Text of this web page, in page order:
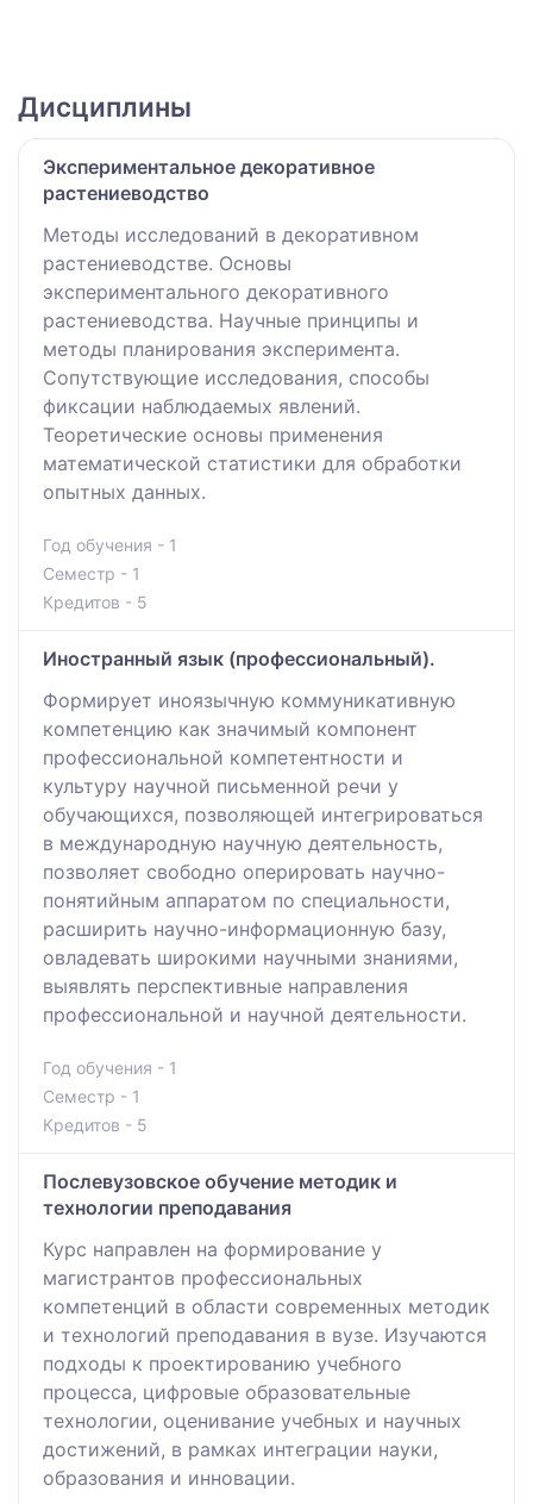
Дисциплины
Экспериментальное декоративное
растениеводство
Методы исследований в декоративном
растениеводстве. Основы
экспериментального декоративного
растениеводства. Научные принципы и
методы планирования эксперимента.
Сопутствующие исследования, способы
фиксации наблюдаемых явлений.
Теоретические основы применения
математической статистики для обработки
опытных данных.
Год обучения - 1
Семестр - 1
Кредитов - 5
Иностранный язык (профессиональный).
Формирует иноязычную коммуникативную
компетенцию как значимый компонент
профессиональной компетентности и
культуру научной письменной речи у
обучающихся, позволяющей интегрироваться
в международную научную деятельность,
позволяет свободно оперировать научно-
понятийным аппаратом по специальности,
расширить научно-информационную базу,
овладевать широкими научными знаниями,
выявлять перспективные направления
профессиональной и научной деятельности.
Год обучения - 1
Семестр - 1
Кредитов - 5
Послевузовское обучение методик и
технологии преподавания
Курс направлен на формирование у
магистрантов профессиональных
компетенций в области современных методик
и технологий преподавания в вузе. Изучаются
подходы к проектированию учебного
процесса, цифровые образовательные
технологии, оценивание учебных и научных
достижений, в рамках интеграции науки,
образования и инновации.